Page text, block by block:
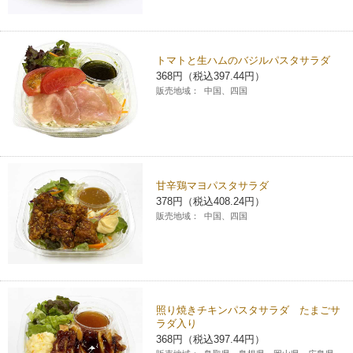
トマトと生ハムのバジルパスタサラダ
368円（税込397.44円）
販売地域： 中国、四国
甘辛鶏マヨパスタサラダ
378円（税込408.24円）
販売地域： 中国、四国
照り焼きチキンパスタサラダ たまごサ
ラダ入り
368円（税込397.44円）